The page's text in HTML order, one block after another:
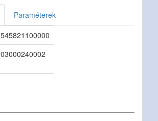
Paraméterek
545821100000
03000240002